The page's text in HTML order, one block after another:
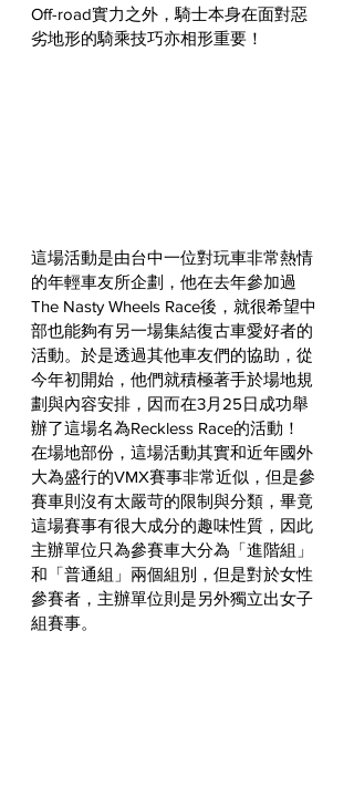
Off-road實力之外，騎士本身在面對惡
劣地形的騎乘技巧亦相形重要！
這場活動是由台中一位對玩車非常熱情
的年輕車友所企劃，他在去年參加過
The Nasty Wheels Race後，就很希望中
部也能夠有另一場集結復古車愛好者的
活動。於是透過其他車友們的協助，從
今年初開始，他們就積極著手於場地規
劃與內容安排，因而在3月25日成功舉
辦了這場名為Reckless Race的活動！
在場地部份，這場活動其實和近年國外
大為盛行的VMX賽事非常近似，但是參
賽車則沒有太嚴苛的限制與分類，畢竟
這場賽事有很大成分的趣味性質，因此
主辦單位只為參賽車大分為「進階組」
和「普通組」兩個組別，但是對於女性
參賽者，主辦單位則是另外獨立出女子
組賽事。